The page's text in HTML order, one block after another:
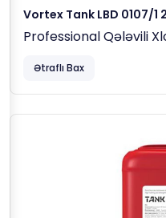
Vortex Tank LBD 0107/1
Professional Qələvili
Ətraflı Bax